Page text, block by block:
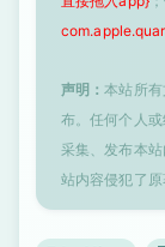
声明：本站所
布。任何个人或
采集、发布本
站内容侵犯了原